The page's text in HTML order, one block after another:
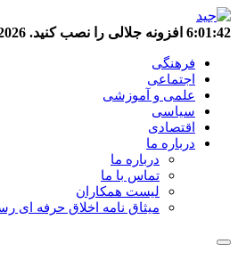
6:01:42 افزونه جلالی را نصب کنید.
فرهنگی
اجتماعی
علمی و آموزشی
سیاسی
اقتصادی
درباره ما
درباره ما
تماس با ما
لیست همکاران
میثاق نامه اخلاق حرفه ای